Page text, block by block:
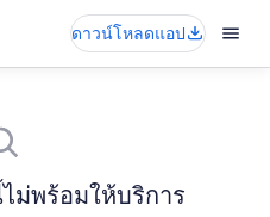
ดาวน์โหลดแอป
ม่พร้อมให้บริการ